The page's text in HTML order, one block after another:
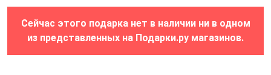
Сейчас этого подарка нет в наличии ни в одном
из представленных на Подарки.ру магазинов.